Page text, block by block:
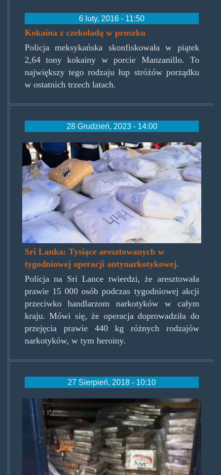
6 luty, 2016 - 11:50
Kokaina z czekoladą w proszku
Policja meksykańska skonfiskowała w piątek
2,64 tony kokainy w porcie Manzanillo. To
największy tego rodzaju łup stróżów porządku
w ostatnich trzech latach.
28 Grudzień, 2023 - 14:00
asdf.jpg
Sri Lanka: Tysiące aresztowanych w
tygodniowej operacji antynarkotykowej.
Policja na Sri Lance twierdzi, że aresztowała
prawie 15 000 osób podczas tygodniowej akcji
przeciwko handlarzom narkotyków w całym
kraju. Mówi się, że operacja doprowadziła do
przejęcia prawie 440 kg różnych rodzajów
narkotyków, w tym heroiny.
27 Sierpień, 2018 - 10:10
jednarosja.jpg